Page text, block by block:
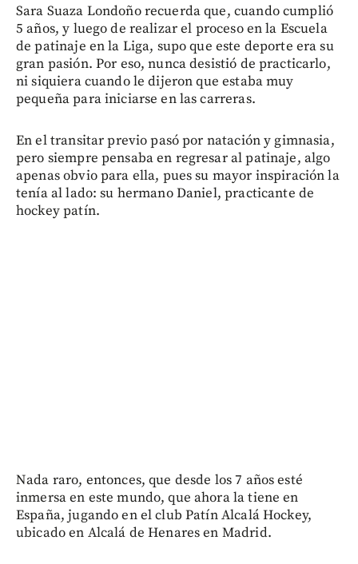
Sara Suaza Londoño recuerda que, cuando cumplió
5 años, y luego de realizar el proceso en la Escuela
de patinaje en la Liga, supo que este deporte era su
gran pasión. Por eso, nunca desistió de practicarlo,
ni siquiera cuando le dijeron que estaba muy
pequeña para iniciarse en las carreras.
En el transitar previo pasó por natación y gimnasia,
pero siempre pensaba en regresar al patinaje, algo
apenas obvio para ella, pues su mayor inspiración la
tenía al lado: su hermano Daniel, practicante de
hockey patín.
Nada raro, entonces, que desde los 7 años esté
inmersa en este mundo, que ahora la tiene en
España, jugando en el club Patín Alcalá Hockey,
ubicado en Alcalá de Henares en Madrid.